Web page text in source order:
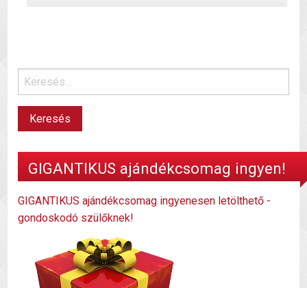
GIGANTIKUS ajándékcsomag ingyen!
GIGANTIKUS ajándékcsomag ingyenesen letölthető -
gondoskodó szülőknek!